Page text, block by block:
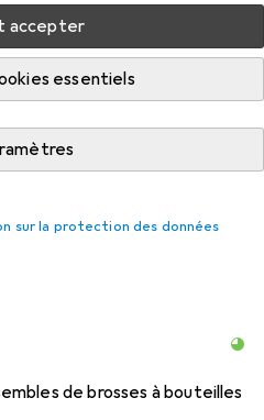
accepter
essentiels
sur la protection des données
Koziol Bouteille
gris
425 ml blanc gris de la
de brosses à bouteilles